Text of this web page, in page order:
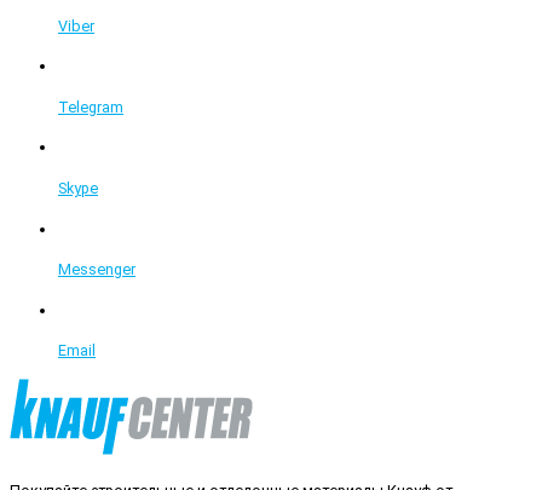
Viber
Telegram
Skype
Messenger
Email